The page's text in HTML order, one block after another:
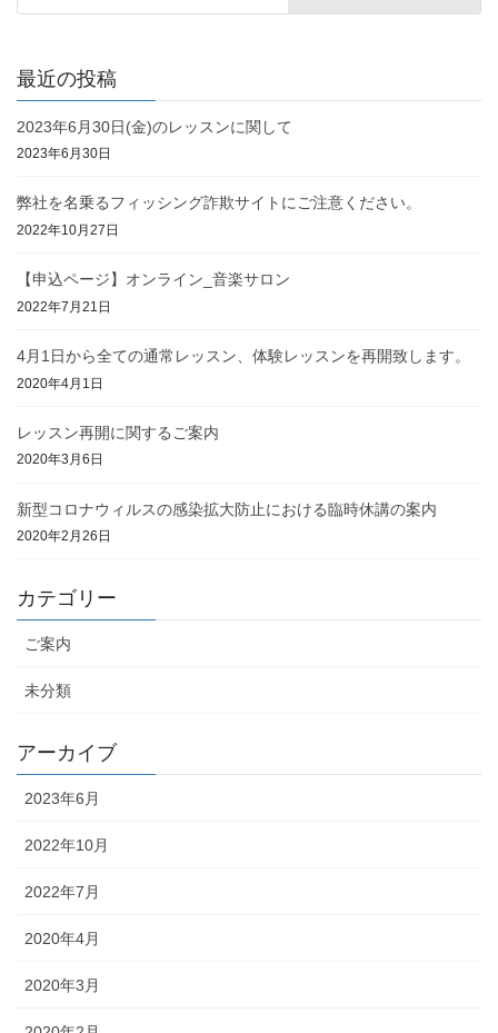
最近の投稿
2023年6月30日(金)のレッスンに関して
2023年6月30日
弊社を名乗るフィッシング詐欺サイトにご注意ください。
2022年10月27日
【申込ページ】オンライン_音楽サロン
2022年7月21日
4月1日から全ての通常レッスン、体験レッスンを再開致します。
2020年4月1日
レッスン再開に関するご案内
2020年3月6日
新型コロナウィルスの感染拡大防止における臨時休講の案内
2020年2月26日
カテゴリー
ご案内
未分類
アーカイブ
2023年6月
2022年10月
2022年7月
2020年4月
2020年3月